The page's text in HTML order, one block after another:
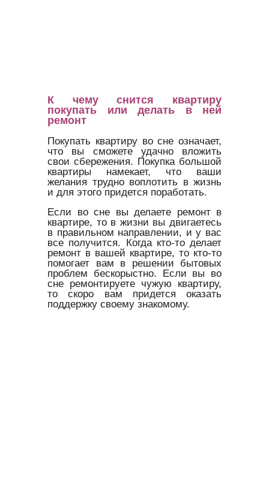
К чему снится квартиру
покупать или делать в ней
ремонт
Покупать квартиру во сне означает,
что вы сможете удачно вложить
свои сбережения. Покупка большой
квартиры намекает, что ваши
желания трудно воплотить в жизнь
и для этого придется поработать.
Если во сне вы делаете ремонт в
квартире, то в жизни вы двигаетесь
в правильном направлении, и у вас
все получится. Когда кто-то делает
ремонт в вашей квартире, то кто-то
помогает вам в решении бытовых
проблем бескорыстно. Если вы во
сне ремонтируете чужую квартиру,
то скоро вам придется оказать
поддержку своему знакомому.